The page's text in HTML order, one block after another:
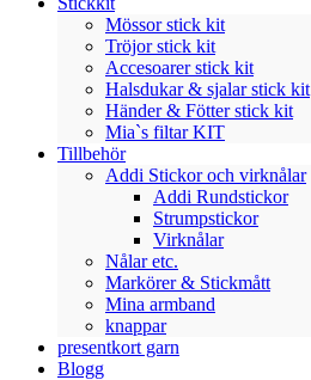
Mössor stick kit
Tröjor stick kit
Accesoarer stick kit
Halsdukar & sjalar stick kit
Händer & Fötter stick kit
Mia`s filtar KIT
Tillbehör
Addi Stickor och virknålar
Addi Rundstickor
Strumpstickor
Virknålar
Nålar etc.
Markörer & Stickmått
Mina armband
knappar
presentkort garn
Blogg